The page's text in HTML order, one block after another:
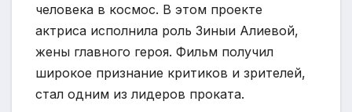
человека в космос. В этом проекте
актриса исполнила роль Зиныи Алиевой,
жены главного героя. Фильм получил
широкое признание критиков и зрителей,
стал одним из лидеров проката.